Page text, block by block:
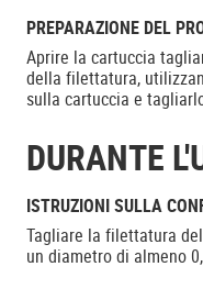
PREPARAZIONE DEL
Aprire la cartuccia
della filettatura,
sulla cartuccia e
DURANTE
ISTRUZIONI SULLA
Tagliare la filettatura
un diametro di almeno